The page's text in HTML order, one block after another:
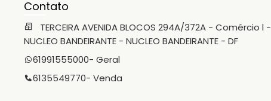
Contato
TERCEIRA AVENIDA BLOCOS 294A/372A - Comércio l -
NUCLEO BANDEIRANTE - NUCLEO BANDEIRANTE - DF
61991555000- Geral
6135549770- Venda